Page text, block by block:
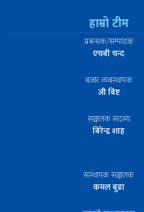
हाम्रो टीम
प्रबन्धक/सम्पादक
एचबी चन्द
बजार व्यबस्थापक
जी बिष्ट
सञ्चालक सदस्य
बिरेन्द्र शाह
सस्थापक सञ्चालक
कमल बुढा